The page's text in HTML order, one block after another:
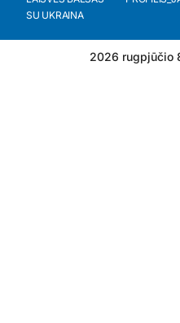
SU UKRAINA
2026 rugpjūčio